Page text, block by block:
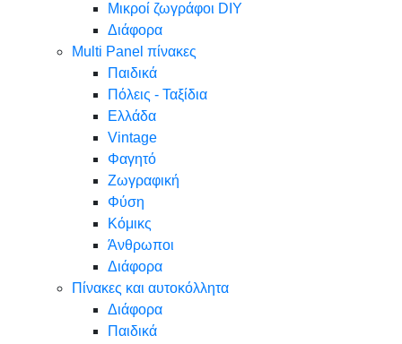
Μικροί ζωγράφοι DIY
Διάφορα
Multi Panel πίνακες
Παιδικά
Πόλεις - Ταξίδια
Ελλάδα
Vintage
Φαγητό
Ζωγραφική
Φύση
Κόμικς
Άνθρωποι
Διάφορα
Πίνακες και αυτοκόλλητα
Διάφορα
Παιδικά